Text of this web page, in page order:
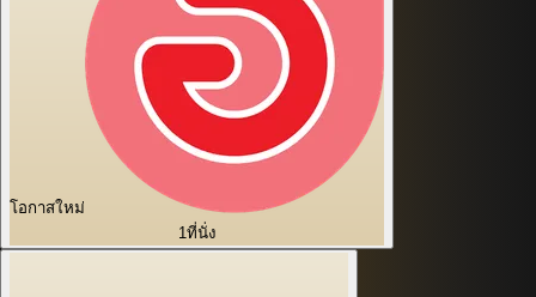
โอกาสใหม่
1ที่นั่ง